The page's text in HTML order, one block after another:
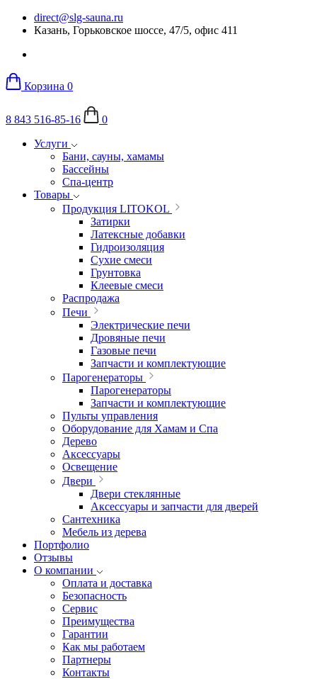
direct@slg-sauna.ru
Казань, Горьковское шоссе, 47/5, офис 411
Корзина 0
8 843 516-85-16
0
Услуги
Бани, сауны, хамамы
Бассейны
Спа-центр
Товары
Продукция LITOKOL
Затирки
Латексные добавки
Гидроизоляция
Сухие смеси
Грунтовка
Клеевые смеси
Распродажа
Печи
Электрические печи
Дровяные печи
Газовые печи
Запчасти и комплектующие
Парогенераторы
Парогенераторы
Запчасти и комплектующие
Пульты управления
Оборудование для Хамам и Спа
Дерево
Аксессуары
Освещение
Двери
Двери стеклянные
Аксессуары и запчасти для дверей
Сантехника
Мебель из дерева
Портфолио
Отзывы
О компании
Оплата и доставка
Безопасность
Сервис
Преимущества
Гарантии
Как мы работаем
Партнеры
Контакты